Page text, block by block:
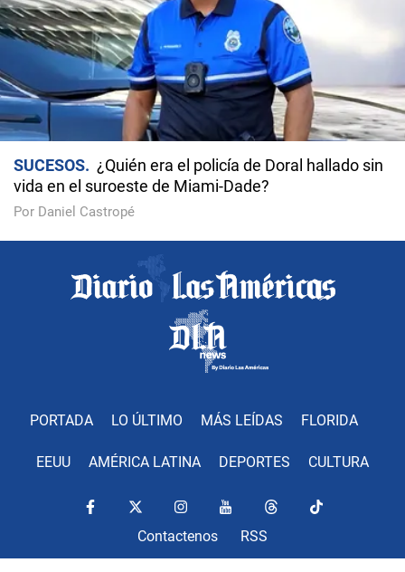
SUCESOS
¿Quién era el policía de Doral hallado sin
vida en el suroeste de Miami-Dade?
Por Daniel Castropé
PORTADA LO ÚLTIMO MÁS LEÍDAS FLORIDA
EEUU AMÉRICA LATINA DEPORTES CULTURA
Contactenos RSS